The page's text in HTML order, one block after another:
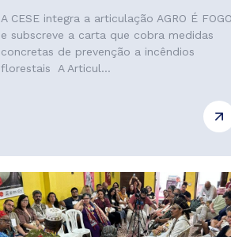
A CESE integra a articulação AGRO É FOGO
e subscreve a carta que cobra medidas
concretas de prevenção a incêndios
florestais A Articul...